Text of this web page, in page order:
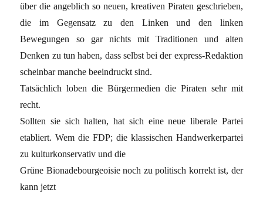
über die angeblich so neuen, kreativen Piraten geschrieben,
die im Gegensatz zu den Linken und den linken
Bewegungen so gar nichts mit Traditionen und alten
Denken zu tun haben, dass selbst bei der express-Redaktion
scheinbar manche beeindruckt sind.
Tatsächlich loben die Bürgermedien die Piraten sehr mit
recht.
Sollten sie sich halten, hat sich eine neue liberale Partei
etabliert. Wem die FDP; die klassischen Handwerkerpartei
zu kulturkonservativ und die
Grüne Bionadebourgeoisie noch zu politisch korrekt ist, der
kann jetzt